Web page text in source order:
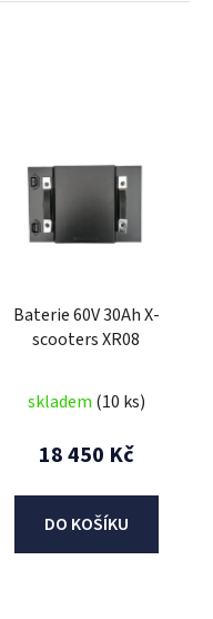
Baterie 60V 30Ah X-
scooters XR08
skladem (10 ks)
18 450 Kč
DO KOŠÍKU